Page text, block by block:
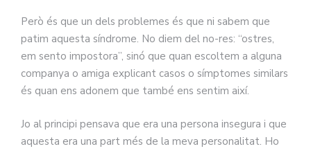
Però és que un dels problemes és que ni sabem que
patim aquesta síndrome. No diem del no-res: “ostres,
em sento impostora”, sinó que quan escoltem a alguna
companya o amiga explicant casos o símptomes similars
és quan ens adonem que també ens sentim així.
Jo al principi pensava que era una persona insegura i que
aquesta era una part més de la meva personalitat. Ho